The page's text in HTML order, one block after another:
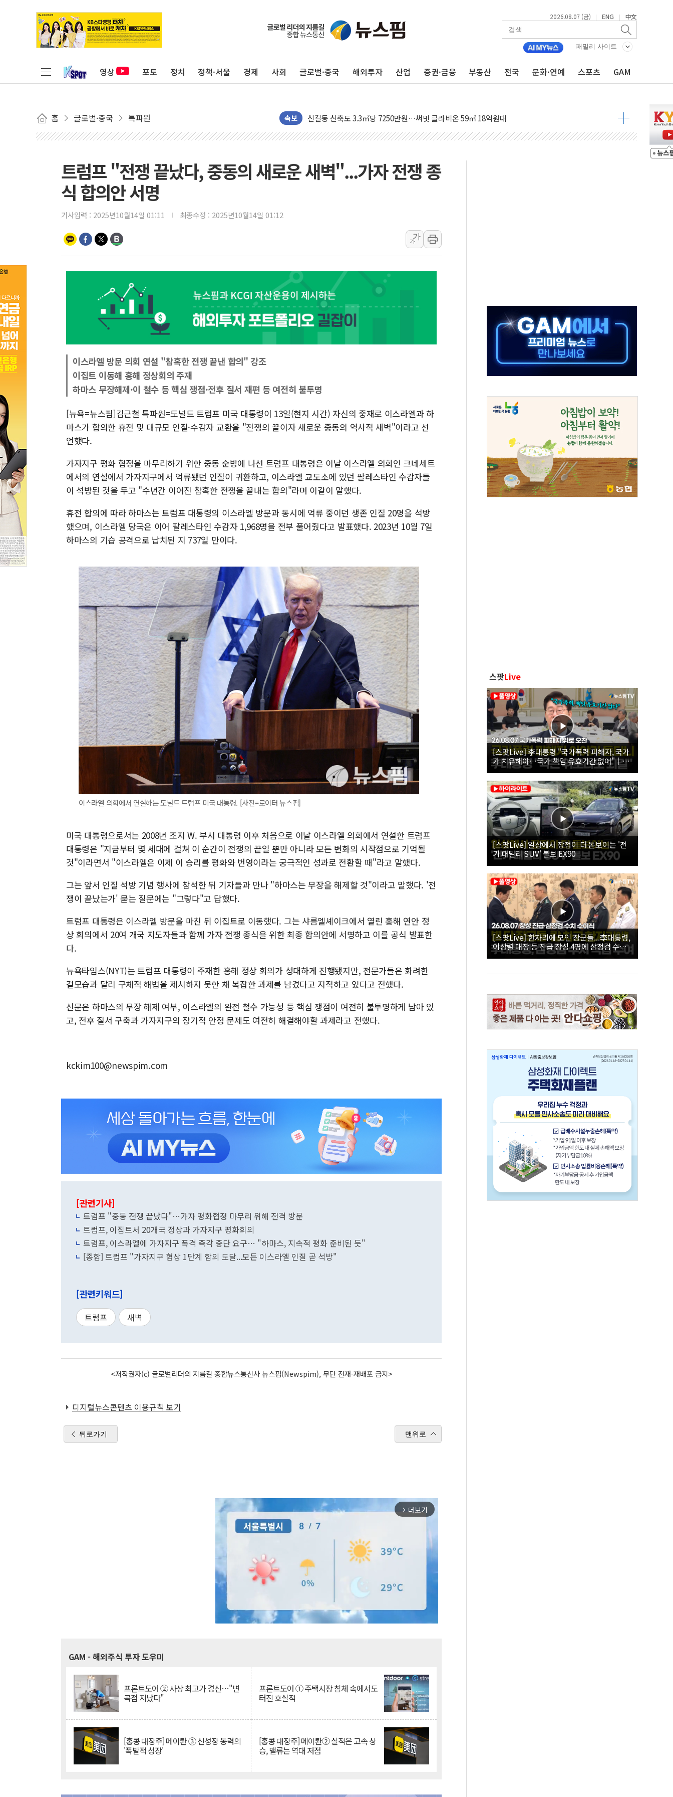
2026.08.07 (금) | ENG | 中文
패밀리 사이트
영상 포토 정치 정책·서울 경제 사회 글로벌·중국 해외투자 산업 증권·금융 부동산 전국 문화·연예 스포츠 GAM
홈 글로벌·중국 특파원 속보
남동발전, 해남군에 국내 최대 규모 400MW 태양광 착공…여의도 1.6배 규모
[인도증시] 중동 불안 속 유가 상승에 소폭 하락...금융주 낙폭 커
폭염 누그러지고 가뭄 숙지나...경북동해안권 8~9일 최대 100mm 호우
용산공원·그린벨트로 또 충돌…반복되는 국토부-서울시 '정책 엇박자'
[AI 부동산 투데이] 특공 전략도 '극과 극'…생애최초만 경쟁 치열
[베트남 증시] 유동성 부진 지속, 강보합 마감...석유·가스주 올랐지만 빈그룹이 상쇄
'찜통더위'에 전력수요 역대 최고치 경신…한낮 총수요 104.3GW 기록
포스코홀딩스, 포스코인터·DX 지분 일부 매각
태국 학교서 중학생 총기 난사...최소 7명 사망
40.2도 찍은 서울 등 폭염중대경보 해제…누적 온열질환자 2872명
"文정부 악몽 재현 안돼"...李 부동산 세제안에 與 내부서 '총선·대선 직격탄' 우려
트럼프 "전쟁 끝났다, 중동의 새로운 새벽"...가자 전쟁 종
식 합의안 서명
기사입력 : 2025년10월14일 01:11 최종수정 : 2025년10월14일 01:12
가
가
이스라엘 방문 의회 연설 "참혹한 전쟁 끝낸 합의" 강조
이집트 이동해 홍해 정상회의 주재
하마스 무장해제·이 철수 등 핵심 쟁점·전후 질서 재편 등 여전히 불투명
[뉴욕=뉴스핌]김근철 특파원=도널드 트럼프 미국 대통령이 13일(현지 시간) 자신의 중재로 이스라엘과 하
마스가 합의한 휴전 및 대규모 인질·수감자 교환을 "전쟁의 끝이자 새로운 중동의 역사적 새벽"이라고 선
언했다.
가자지구 평화 협정을 마무리하기 위한 중동 순방에 나선 트럼프 대통령은 이날 이스라엘 의회인 크네세트
에서의 연설에서 가자지구에서 억류됐던 인질이 귀환하고, 이스라엘 교도소에 있던 팔레스타인 수감자들
이 석방된 것을 두고 "수년간 이어진 참혹한 전쟁을 끝내는 합의"라며 이같이 말했다.
휴전 합의에 따라 하마스는 트럼프 대통령의 이스라엘 방문과 동시에 억류 중이던 생존 인질 20명을 석방
했으며, 이스라엘 당국은 이어 팔레스타인 수감자 1,968명을 전부 풀어줬다고 발표했다. 2023년 10월 7일
하마스의 기습 공격으로 납치된 지 737일 만이다.
이스라엘 의회에서 연설하는 도널드 트럼프 미국 대통령. [사진=로이터 뉴스핌]
미국 대통령으로서는 2008년 조지 W. 부시 대통령 이후 처음으로 이날 이스라엘 의회에서 연설한 트럼프
대통령은 "지금부터 몇 세대에 걸쳐 이 순간이 전쟁의 끝일 뿐만 아니라 모든 변화의 시작점으로 기억될
것"이라면서 "이스라엘은 이제 이 승리를 평화와 번영이라는 궁극적인 성과로 전환할 때"라고 말했다.
그는 앞서 인질 석방 기념 행사에 참석한 뒤 기자들과 만나 "하마스는 무장을 해제할 것"이라고 말했다. '전
쟁이 끝났는가' 묻는 질문에는 "그렇다"고 답했다.
트럼프 대통령은 이스라엘 방문을 마친 뒤 이집트로 이동했다. 그는 샤름엘셰이크에서 열린 홍해 연안 정
상 회의에서 20여 개국 지도자들과 함께 가자 전쟁 종식을 위한 최종 합의안에 서명하고 이를 공식 발표한
다.
뉴욕타임스(NYT)는 트럼프 대통령이 주재한 홍해 정상 회의가 성대하게 진행됐지만, 전문가들은 화려한
겉모습과 달리 구체적 해법을 제시하지 못한 채 복잡한 과제를 남겼다고 지적하고 있다고 전했다.
신문은 하마스의 무장 해제 여부, 이스라엘의 완전 철수 가능성 등 핵심 쟁점이 여전히 불투명하게 남아 있
고, 전후 질서 구축과 가자지구의 장기적 안정 문제도 여전히 해결해야할 과제라고 전했다.
kckim100@newspim.com
[관련기사]
트럼프 "중동 전쟁 끝났다"…가자 평화협정 마무리 위해 전격 방문
트럼프, 이집트서 20개국 정상과 가자지구 평화회의
트럼프, 이스라엘에 가자지구 폭격 즉각 중단 요구… "하마스, 지속적 평화 준비된 듯"
[종합] 트럼프 "가자지구 협상 1단계 합의 도달...모든 이스라엘 인질 곧 석방"
[관련키워드]
트럼프 새벽
<저작권자(c) 글로벌리더의 지름길 종합뉴스통신사 뉴스핌(Newspim), 무단 전재-재배포 금지>
디지털뉴스콘텐츠 이용규칙 보기
뒤로가기 맨위로
arrow_forward_ios 더보기
GAM - 해외주식 투자 도우미
프론트도어 ② 사상 최고가 경신…"변
곡점 지났다"
프론트도어 ① 주택시장 침체 속에서도
터진 호실적
[홍콩 대장주] 메이퇀 ③ 신성장 동력의
'폭발적 성장'
[홍콩 대장주] 메이퇀② 실적은 고속 상
승, 밸류는 역대 저점
스팟Live
[스팟Live] 李대통령 "국가폭력 피해자, 국가
가 치유해야…국가 책임 유효기간 없어"｜
26.08.07 국가폭력 피해자 위로 오찬
[스팟Live] 일상에서 장점이 더 돋보이는 '전
기 패밀리 SUV' 볼보 EX90
[스팟Live] 한자리에 모인 장군들...李대통령,
이상렬 대장 등 진급 장성 4명에 삼정검 수치
직접 수여｜26.08.07 장성 진급·삼정검 수치